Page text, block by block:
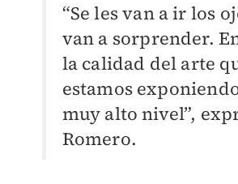
“Se les van a ir los
van a sorprender.
la calidad del arte
estamos
muy alto nivel”,
Romero.